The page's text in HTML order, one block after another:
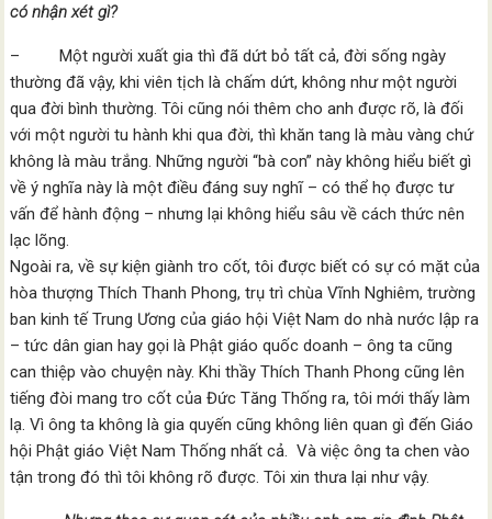
có nhận xét gì?
– Một người xuất gia thì đã dứt bỏ tất cả, đời sống ngày
thường đã vậy, khi viên tịch là chấm dứt, không như một người
qua đời bình thường. Tôi cũng nói thêm cho anh được rõ, là đối
với một người tu hành khi qua đời, thì khăn tang là màu vàng chứ
không là màu trắng. Những người “bà con” này không hiểu biết gì
về ý nghĩa này là một điều đáng suy nghĩ – có thể họ được tư
vấn để hành động – nhưng lại không hiểu sâu về cách thức nên
lạc lõng.
Ngoài ra, về sự kiện giành tro cốt, tôi được biết có sự có mặt của
hòa thượng Thích Thanh Phong, trụ trì chùa Vĩnh Nghiêm, trường
ban kinh tế Trung Ương của giáo hội Việt Nam do nhà nước lập ra
– tức dân gian hay gọi là Phật giáo quốc doanh – ông ta cũng
can thiệp vào chuyện này. Khi thầy Thích Thanh Phong cũng lên
tiếng đòi mang tro cốt của Đức Tăng Thống ra, tôi mới thấy làm
lạ. Vì ông ta không là gia quyến cũng không liên quan gì đến Giáo
hội Phật giáo Việt Nam Thống nhất cả. Và việc ông ta chen vào
tận trong đó thì tôi không rõ được. Tôi xin thưa lại như vậy.